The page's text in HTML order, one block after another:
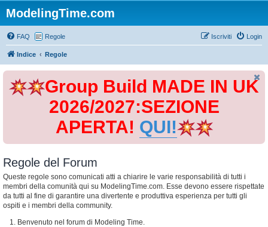
ModelingTime.com
FAQ Regole Login
Iscriviti
Indice Regole
Group Build MADE IN UK
2026/2027:SEZIONE
APERTA! QUI!
Regole del Forum
Queste regole sono comunicati atti a chiarire le varie responsabilità di tutti i
membri della comunità qui su ModelingTime.com. Esse devono essere rispettate
da tutti al fine di garantire una divertente e produttiva esperienza per tutti gli
ospiti e i membri della community.
Benvenuto nel forum di Modeling Time.